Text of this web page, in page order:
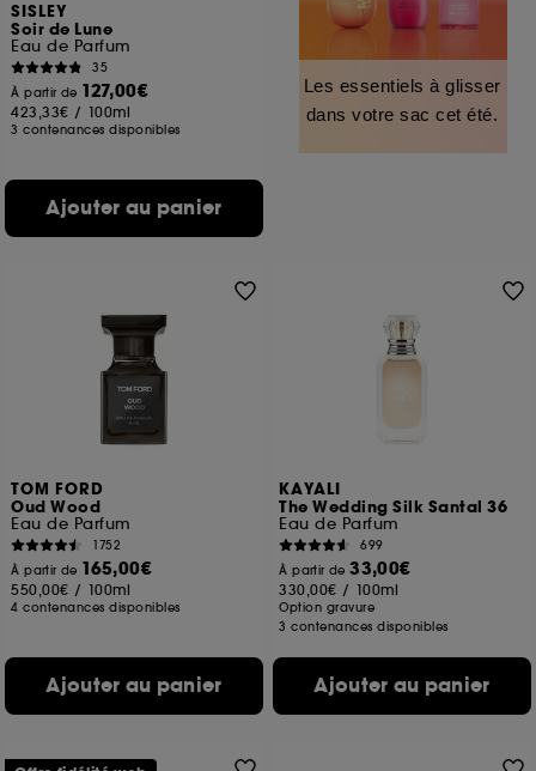
SISLEY
Soir de Lune
Eau de Parfum
35
À partir de 127,00€
423,33€ / 100ml
3 contenances disponibles
Ajouter au panier
Les essentiels à glisser
dans votre sac cet été.
TOM FORD
Oud Wood
Eau de Parfum
1752
À partir de 165,00€
550,00€ / 100ml
4 contenances disponibles
Ajouter au panier
KAYALI
The Wedding Silk Santal 36
Eau de Parfum
699
À partir de33,00€
330,00€ / 100ml
Option gravure
3 contenances disponibles
Ajouter au panier